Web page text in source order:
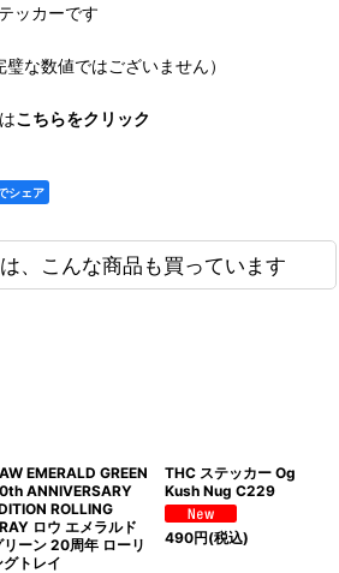
ッカーです
な数値ではございません）
こちらをクリック
シェア
、こんな商品も買っています
EMERALD GREEN
ANNIVERSARY
ROLLING
ロウ エメラルド
リーン 20周年 ローリ
グトレイ
THC ステッカー Og
Kush Nug C229
490円(税込)